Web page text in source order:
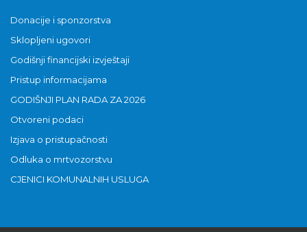
Donacije i sponzorstva
Sklopljeni ugovori
Godišnji financijski izvještaji
Pristup informacijama
GODIŠNJI PLAN RADA ZA 2026
Otvoreni podaci
Izjava o pristupačnosti
Odluka o mrtvozorstvu
CJENICI KOMUNALNIH USLUGA